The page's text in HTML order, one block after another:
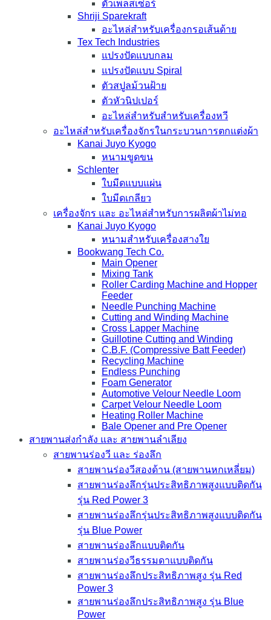
ตัวเพลสเซ่อร์
Shriji Sparekraft
อะไหล่สำหรับเครื่องกรอเส้นด้าย
Tex Tech Industries
แปรงปัดแบบกลม
แปรงปัดแบบ Spiral
ตัวสปูลม้วนฝ้าย
ตัวหัวนิปเปอร์
อะไหล่สำหรับสำหรับเครื่องหวี
อะไหล่สำหรับเครื่องจักรในกระบวนการตกแต่งผ้า
Kanai Juyo Kyogo
หนามขูดขน
Schlenter
ใบมีดแบบแผ่น
ใบมีดเกลียว
เครื่องจักร และ อะไหล่สำหรับการผลิตผ้าไม่ทอ
Kanai Juyo Kyogo
หนามสำหรับเครื่องสางใย
Bookwang Tech Co.
Main Opener
Mixing Tank
Roller Carding Machine and Hopper
Feeder
Needle Punching Machine
Cutting and Winding Machine
Cross Lapper Machine
Guillotine Cutting and Winding
C.B.F. (Compressive Batt Feeder)
Recycling Machine
Endless Punching
Foam Generator
Automotive Velour Needle Loom
Carpet Velour Needle Loom
Heating Roller Machine
Bale Opener and Pre Opener
สายพานส่งกำลัง และ สายพานลำเลียง
สายพานร่องวี และ ร่องลึก
สายพานร่องวีสองด้าน (สายพานหกเหลี่ยม)
สายพานร่องลึกรุ่นประสิทธิภาพสูงแบบติดกัน
รุ่น Red Power 3
สายพานร่องลึกรุ่นประสิทธิภาพสูงแบบติดกัน
รุ่น Blue Power
สายพานร่องลึกแบบติดกัน
สายพานร่องวีธรรมดาแบบติดกัน
สายพานร่องลึกประสิทธิภาพสูง รุ่น Red
Power 3
สายพานร่องลึกประสิทธิภาพสูง รุ่น Blue
Power